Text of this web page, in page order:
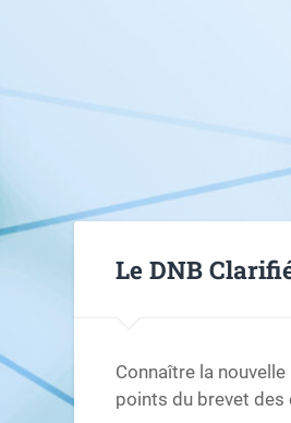
Le DNB
Connaître la
points du brevet des